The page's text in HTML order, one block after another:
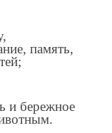
память,
и бережное